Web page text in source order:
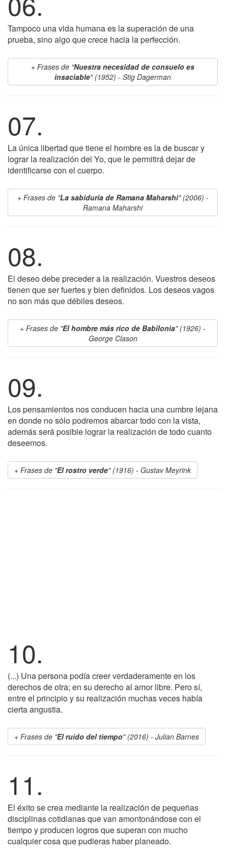
Tampoco una vida humana es la superación de una
prueba, sino algo que crece hacia la perfección.
Frases de "Nuestra necesidad de consuelo es
insaciable" (1952) - Stig Dagerman
07.
La única libertad que tiene el hombre es la de buscar y
lograr la realización del Yo, que le permitirá dejar de
identificarse con el cuerpo.
Frases de "La sabiduría de Ramana Maharshi" (2006) -
Ramana Maharshi
08.
El deseo debe preceder a la realización. Vuestros deseos
tienen que ser fuertes y bien definidos. Los deseos vagos
no son más que débiles deseos.
Frases de "El hombre más rico de Babilonia" (1926) -
George Clason
09.
Los pensamientos nos conducen hacia una cumbre lejana
en donde no sólo podremos abarcar todo con la vista,
además será posible lograr la realización de todo cuanto
deseemos.
Frases de "El rostro verde" (1916) - Gustav Meyrink
10.
(...) Una persona podía creer verdaderamente en los
derechos de otra; en su derecho al amor libre. Pero sí,
entre el principio y su realización muchas veces había
cierta angustia.
Frases de "El ruido del tiempo" (2016) - Julian Barnes
11.
El éxito se crea mediante la realización de pequeñas
disciplinas cotidianas que van amontonándose con el
tiempo y producen logros que superan con mucho
cualquier cosa que pudieras haber planeado.